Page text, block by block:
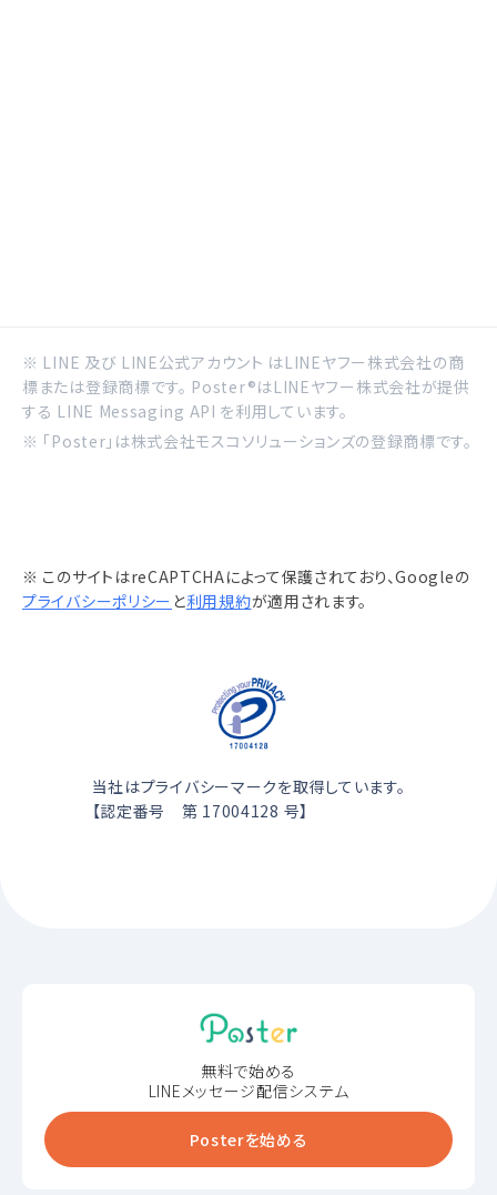
※ LINE 及び LINE公式アカウント はLINEヤフー株式会社の商
標または登録商標です。 Poster®はLINEヤフー株式会社が提供
する LINE Messaging API を利用しています。
※ 「Poster」は株式会社モスコソリューションズの登録商標です。
※ このサイトはreCAPTCHAによって保護されており、Googleの
プライバシーポリシー と利用規約が適用されます。
当社はプライバシーマークを取得しています。
【認定番号 第 17004128 号】
無料で始める
LINEメッセージ配信システム
Posterを始める